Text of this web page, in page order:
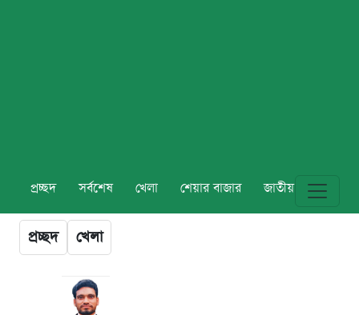
প্রচ্ছদ সর্বশেষ খেলা শেয়ার বাজার জাতীয় বিশ্ব
প্রচ্ছদ খেলা